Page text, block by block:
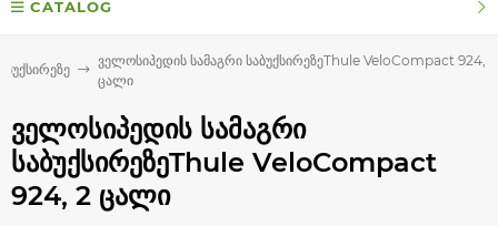
CATALOG
ველოსიპედის სამაგრი საბუქსირეზეThule VeloCompact 924, 2
ცალი
ველოსიპედის სამაგრი
საბუქსირეზეThule VeloCompact
924, 2 ცალი